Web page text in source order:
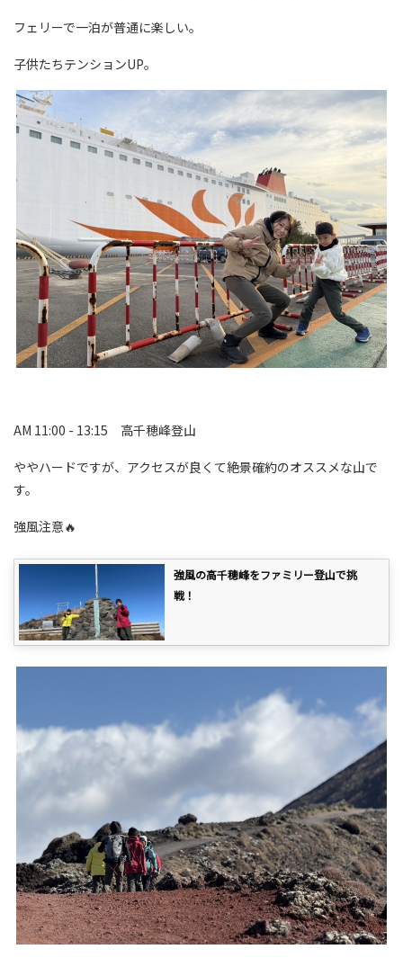
フェリーで一泊が普通に楽しい。
子供たちテンションUP。
AM 11:00 - 13:15 高千穂峰登山
ややハードですが、アクセスが良くて絶景確約のオススメな山で
す。
強風注意🔥
強風の高千穂峰をファミリー登山で挑
戦！